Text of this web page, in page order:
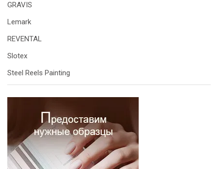
GRAVIS
Lemark
REVENTAL
Slotex
Steel Reels Painting